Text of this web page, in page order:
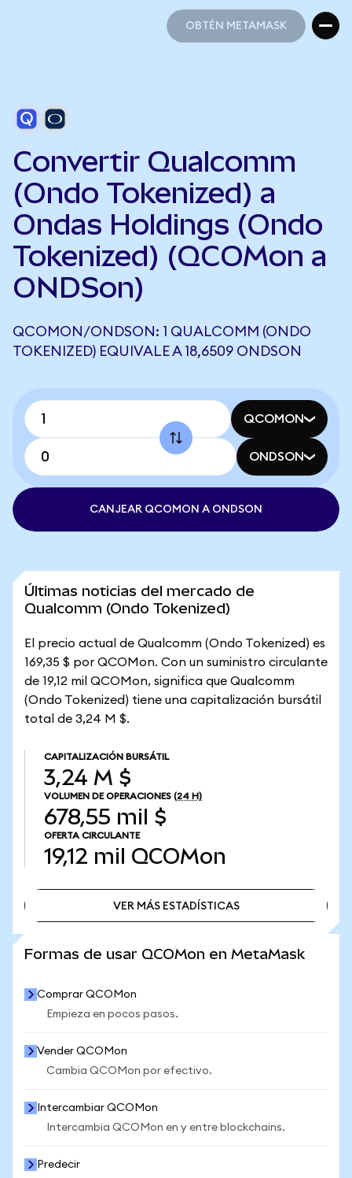
OBTÉN METAMASK
Convertir Qualcomm
(Ondo Tokenized) a
Ondas Holdings (Ondo
Tokenized) (QCOMon a
ONDSon)
QCOMON/ONDSON: 1 QUALCOMM (ONDO
TOKENIZED) EQUIVALE A 18,6509 ONDSON
QCOMON
ONDSON
CANJEAR QCOMON A ONDSON
Últimas noticias del mercado de
Qualcomm (Ondo Tokenized)
El precio actual de Qualcomm (Ondo Tokenized) es
169,35 $ por QCOMon. Con un suministro circulante
de 19,12 mil QCOMon, significa que Qualcomm
(Ondo Tokenized) tiene una capitalización bursátil
total de 3,24 M $.
CAPITALIZACIÓN BURSÁTIL
3,24 M $
VOLUMEN DE OPERACIONES (24 H)
678,55 mil $
OFERTA CIRCULANTE
19,12 mil QCOMon
VER MÁS ESTADÍSTICAS
Formas de usar QCOMon en MetaMask
Comprar QCOMon
Empieza en pocos pasos.
Vender QCOMon
Cambia QCOMon por efectivo.
Intercambiar QCOMon
Intercambia QCOMon en y entre blockchains.
Predecir